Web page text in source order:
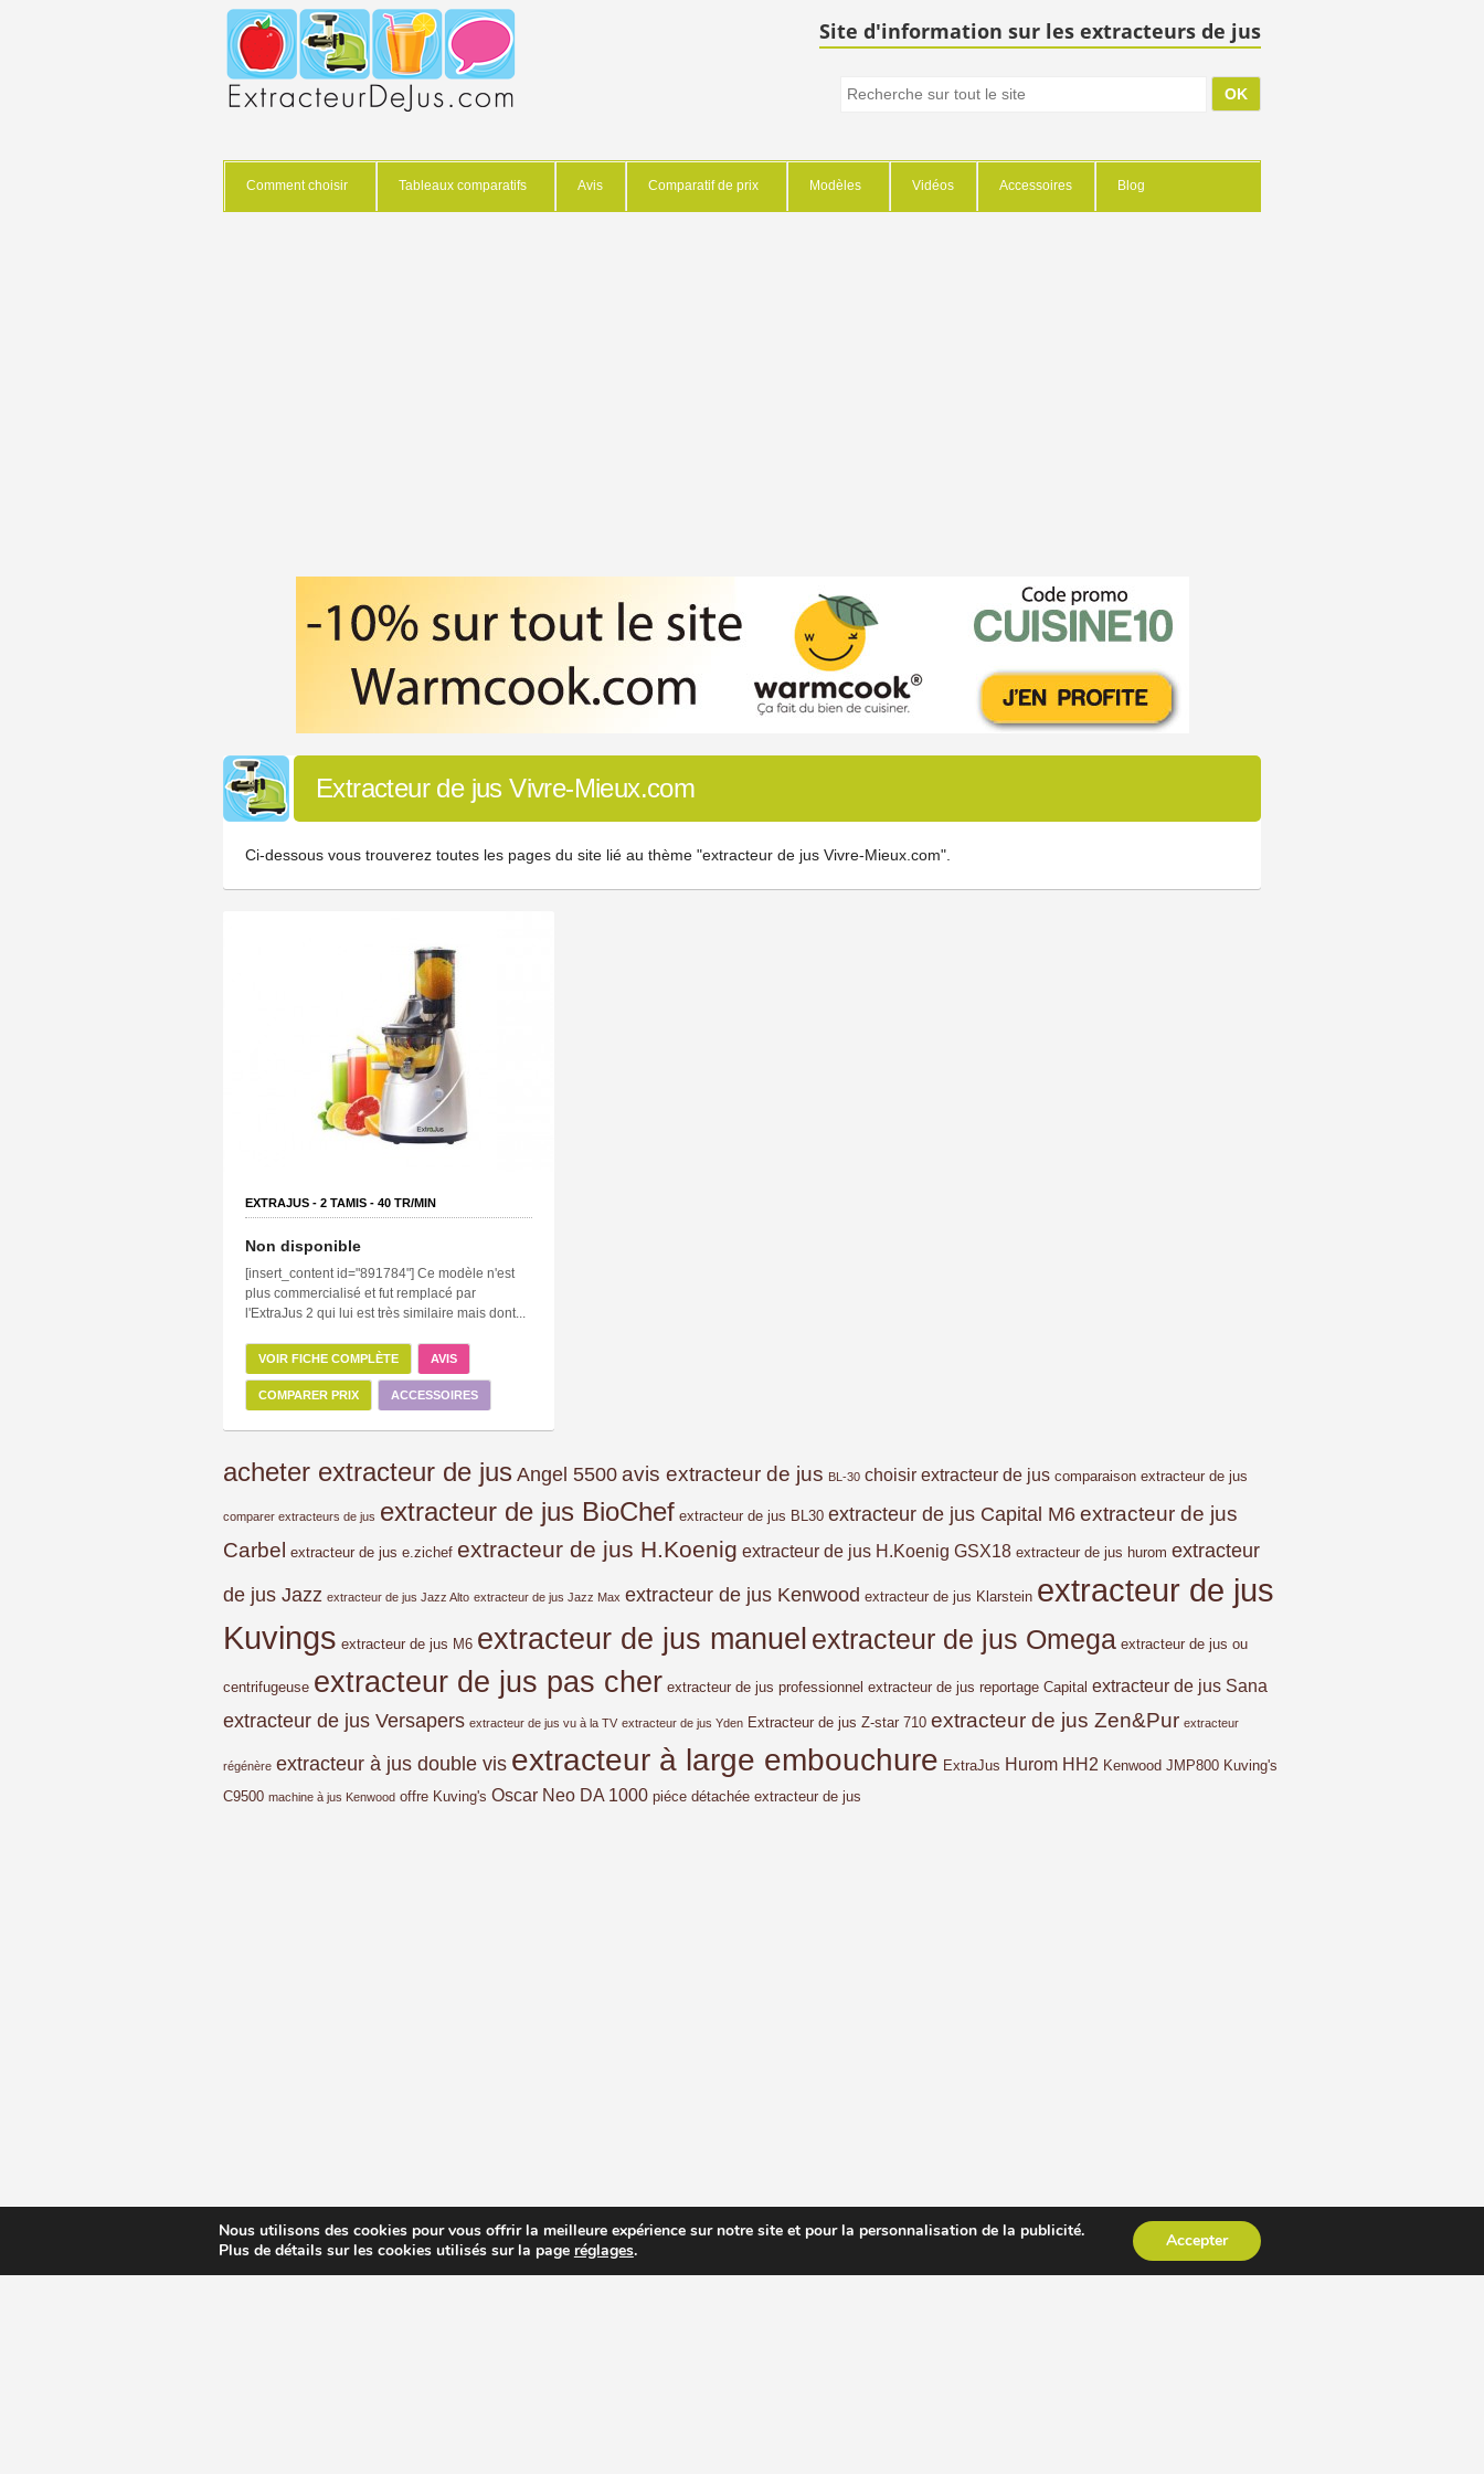
Site d'information sur les extracteurs de jus
Comment choisir Tableaux comparatifs Avis Comparatif de prix Modèles Vidéos Accessoires Blog
Extracteur de jus Vivre-Mieux.com
Ci-dessous vous trouverez toutes les pages du site lié au thème "extracteur de jus Vivre-Mieux.com".
EXTRAJUS - 2 TAMIS - 40 TR/MIN
Non disponible
[insert_content id="891784"] Ce modèle n'est
plus commercialisé et fut remplacé par
l'ExtraJus 2 qui lui est très similaire mais dont...
VOIR FICHE COMPLÈTE AVIS
COMPARER PRIX ACCESSOIRES
acheter extracteur de jus Angel 5500 avis extracteur de jus BL-30 choisir extracteur de jus comparaison extracteur de jus
comparer extracteurs de jus extracteur de jus BioChef extracteur de jus BL30 extracteur de jus Capital M6 extracteur de jus
Carbel extracteur de jus e.zichef extracteur de jus H.Koenig extracteur de jus H.Koenig GSX18 extracteur de jus hurom extracteur
de jus Jazz extracteur de jus Jazz Alto extracteur de jus Jazz Max extracteur de jus Kenwood extracteur de jus Klarstein extracteur de jus
Kuvings extracteur de jus M6 extracteur de jus manuel extracteur de jus Omega extracteur de jus ou
centrifugeuse extracteur de jus pas cher extracteur de jus professionnel extracteur de jus reportage Capital extracteur de jus Sana
extracteur de jus Versapers extracteur de jus vu à la TV extracteur de jus Yden Extracteur de jus Z-star 710 extracteur de jus Zen&Pur extracteur
régénère extracteur à jus double vis extracteur à large embouchure ExtraJus Hurom HH2 Kenwood JMP800 Kuving's
C9500 machine à jus Kenwood offre Kuving's Oscar Neo DA 1000 piéce détachée extracteur de jus
Nous utilisons des cookies pour vous offrir la meilleure expérience sur notre site et pour la personnalisation de la publicité.
Plus de détails sur les cookies utilisés sur la page réglages. Accepter